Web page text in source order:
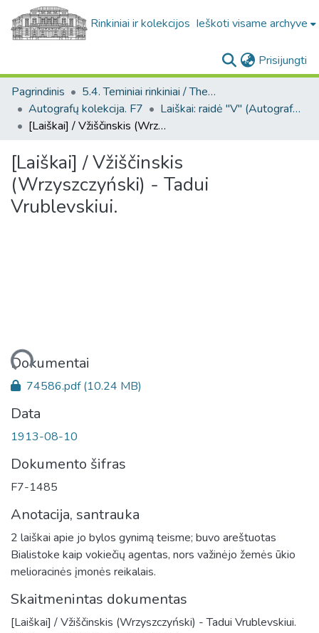
Rinkiniai ir kolekcijos Ieškoti visame archyve
Prisijungti
Pagrindinis
5.4. Teminiai rinkiniai / Thematic collections
Autografų kolekcija. F7
Laiškai: raidė "V" (Autografų kolekcija. F7)
[Laiškai] / Vžiščinskis (Wrzyszczyński) - Tadui Vrublevskiui.
[Laiškai] / Vžiščinskis
(Wrzyszczyński) - Tadui
Vrublevskiui.
Dokumentai
74586.pdf(10.24 MB)
Data
1913-08-10
Dokumento šifras
F7-1485
Anotacija, santrauka
2 laiškai apie jo bylos gynimą teisme; buvo areštuotas
Bialistoke kaip vokiečių agentas, nors važinėjo žemės ūkio
melioracinės įmonės reikalais.
Skaitmenintas dokumentas
[Laiškai] / Vžiščinskis (Wrzyszczyński) - Tadui Vrublevskiui.